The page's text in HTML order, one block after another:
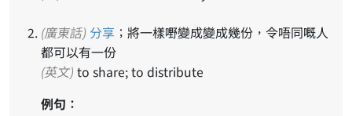
(廣東話) 分享 ；將一樣嘢變成變成幾份，令唔同嘅人
都可以有一份
(英文) to share; to distribute
例句：